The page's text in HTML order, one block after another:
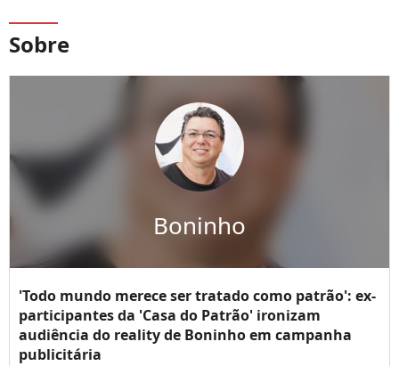
Sobre
Boninho
'Todo mundo merece ser tratado como patrão': ex-
participantes da 'Casa do Patrão' ironizam
audiência do reality de Boninho em campanha
publicitária